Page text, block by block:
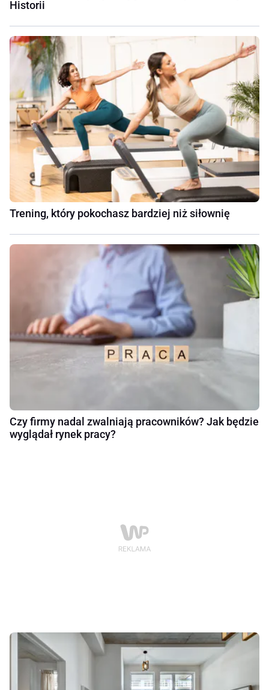
Historii
Trening, który pokochasz bardziej niż siłownię
Czy firmy nadal zwalniają pracowników? Jak będzie
wyglądał rynek pracy?